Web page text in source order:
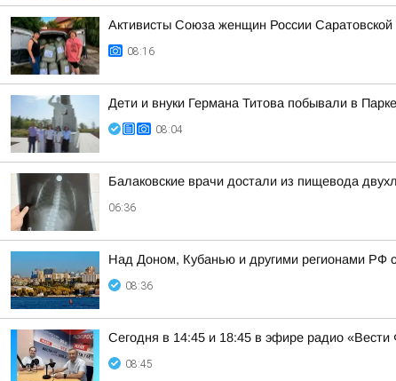
Активисты Союза женщин России
08:16
Дети и внуки Германа Титова побывали в
08:04
Балаковские врачи достали из пищевода
06:36
Над Доном, Кубанью и другими регионами РФ
08:36
Сегодня в 14:45 и 18:45 в эфире радио «Вести
08:45